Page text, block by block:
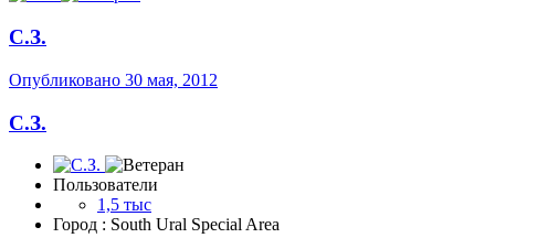
С.З.
Опубликовано 30 мая, 2012
С.З.
Пользователи
1,5 тыс
Город : South Ural Special Area